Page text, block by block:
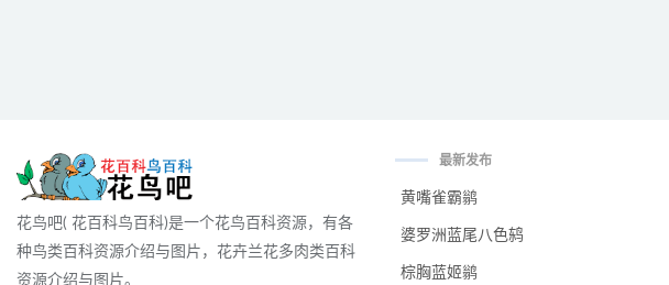
花鸟吧( 花百科鸟百科)是一个花鸟百科资源，有各
种鸟类百科资源介绍与图片，花卉兰花多肉类百科
资源介绍与图片。
最新发布
黄嘴雀霸鹟
婆罗洲蓝尾八色鸫
棕胸蓝姬鹟